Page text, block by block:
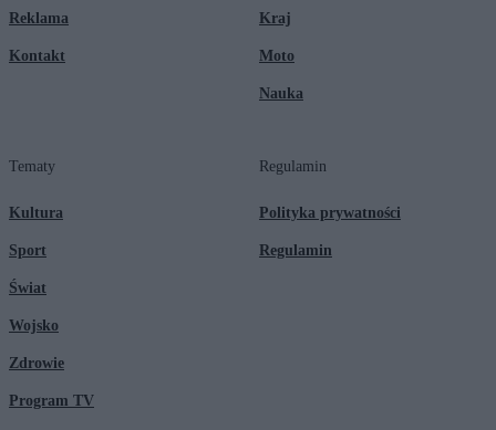
Reklama
Kontakt
Kraj
Moto
Nauka
Tematy
Kultura
Sport
Świat
Wojsko
Zdrowie
Program TV
Regulamin
Polityka prywatności
Regulamin